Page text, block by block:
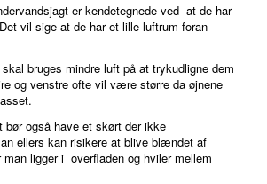
er kendetegnede ved at de har
vil sige at de har et lille luftrum foran
bruges mindre luft på at trykudligne dem
og venstre ofte vil være større da øjnene
bør også have et skørt der ikke
ellers kan risikere at blive blændet af
ligger i overfladen og hviler mellem